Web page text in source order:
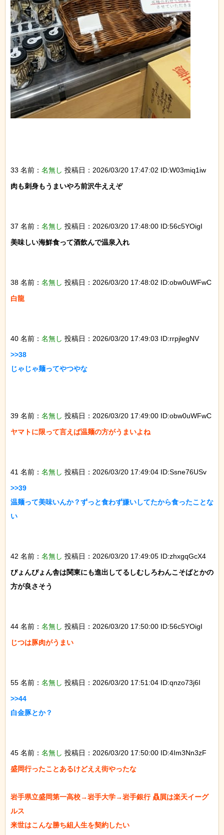
33 名前： 名無し 投稿日：2026/03/20 17:47:02 ID:W03miq1iw
肉も刺身もうまいやろ前沢牛ええぞ
37 名前： 名無し 投稿日：2026/03/20 17:48:00 ID:56c5YOigI
美味しい海鮮食って酒飲んで温泉入れ
38 名前： 名無し 投稿日：2026/03/20 17:48:02 ID:obw0uWFwC
白龍
40 名前： 名無し 投稿日：2026/03/20 17:49:03 ID:rrpjlegNV
>>38
じゃじゃ麺ってやつやな
39 名前： 名無し 投稿日：2026/03/20 17:49:00 ID:obw0uWFwC
ヤマトに限って言えば温麺の方がうまいよね
41 名前： 名無し 投稿日：2026/03/20 17:49:04 ID:Ssne76USv
>>39
温麺って美味いんか？ずっと食わず嫌いしてたから食ったことな
い
42 名前： 名無し 投稿日：2026/03/20 17:49:05 ID:zhxgqGcX4
ぴょんぴょん舎は関東にも進出してるしむしろわんこそばとかの
方が良さそう
44 名前： 名無し 投稿日：2026/03/20 17:50:00 ID:56c5YOigI
じつは豚肉がうまい
55 名前： 名無し 投稿日：2026/03/20 17:51:04 ID:qnzo73j6I
>>44
白金豚とか？
45 名前： 名無し 投稿日：2026/03/20 17:50:00 ID:4Im3Nn3zF
盛岡行ったことあるけどええ街やったな
岩手県立盛岡第一高校→岩手大学→岩手銀行 贔屓は楽天イーグ
ルス
来世はこんな勝ち組人生を契約したい